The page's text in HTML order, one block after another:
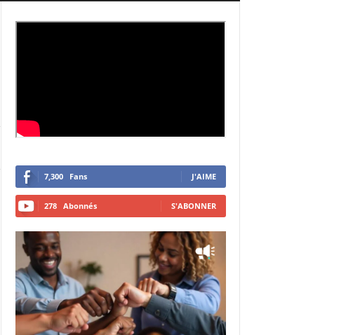
7,300 Fans J'AIME
278 Abonnés S'ABONNER